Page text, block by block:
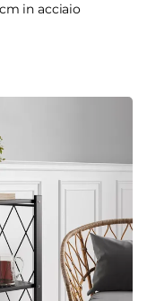
in acciaio